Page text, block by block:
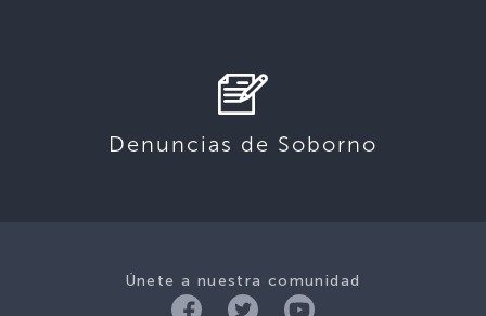
Denuncias de Soborno
Únete a nuestra comunidad